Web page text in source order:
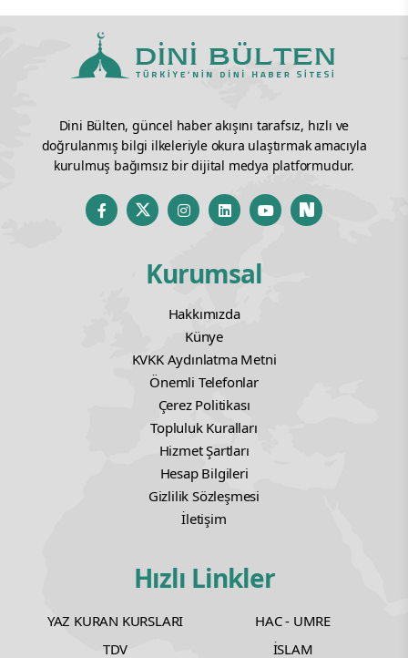
Dini Bülten, güncel haber akışını tarafsız, hızlı ve
doğrulanmış bilgi ilkeleriyle okura ulaştırmak amacıyla
kurulmuş bağımsız bir dijital medya platformudur.
Kurumsal
Hakkımızda
Künye
KVKK Aydınlatma Metni
Önemli Telefonlar
Çerez Politikası
Topluluk Kuralları
Hizmet Şartları
Hesap Bilgileri
Gizlilik Sözleşmesi
İletişim
Hızlı Linkler
YAZ KURAN KURSLARI
HAC - UMRE
TDV
İSLAM